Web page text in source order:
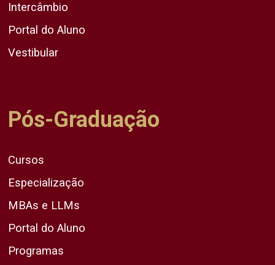
Intercâmbio
Portal do Aluno
Vestibular
Pós-Graduação
Cursos
Especialização
MBAs e LLMs
Portal do Aluno
Programas